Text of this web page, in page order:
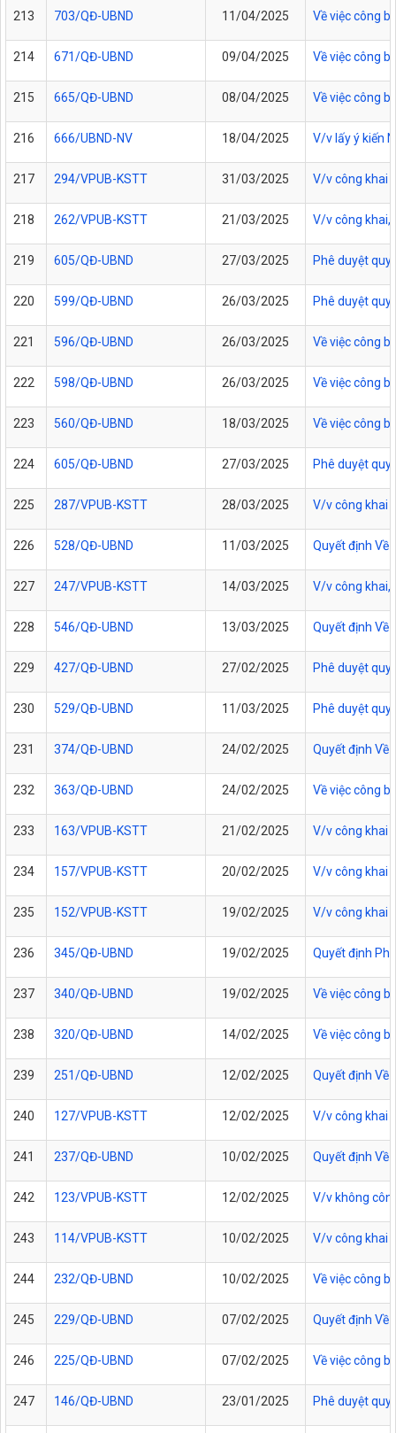
213 703/QĐ-UBND 11/04/2025 Về việc công
214 671/QĐ-UBND 09/04/2025 Về việc công
215 665/QĐ-UBND 08/04/2025 Về việc công
216 666/UBND-NV 18/04/2025 V/v lấy ý kiến
217 294/VPUB-KSTT 31/03/2025 V/v công khai
218 262/VPUB-KSTT 21/03/2025 V/v công khai,
219 605/QĐ-UBND 27/03/2025 Phê duyệt
220 599/QĐ-UBND 26/03/2025 Phê duyệt
221 596/QĐ-UBND 26/03/2025 Về việc công
222 598/QĐ-UBND 26/03/2025 Về việc công
223 560/QĐ-UBND 18/03/2025 Về việc công
224 605/QĐ-UBND 27/03/2025 Phê duyệt
225 287/VPUB-KSTT 28/03/2025 V/v công khai
226 528/QĐ-UBND 11/03/2025 Quyết định Về
227 247/VPUB-KSTT 14/03/2025 V/v công khai,
228 546/QĐ-UBND 13/03/2025 Quyết định Về
229 427/QĐ-UBND 27/02/2025 Phê duyệt
230 529/QĐ-UBND 11/03/2025 Phê duyệt
231 374/QĐ-UBND 24/02/2025 Quyết định Về
232 363/QĐ-UBND 24/02/2025 Về việc công
233 163/VPUB-KSTT 21/02/2025 V/v công khai
234 157/VPUB-KSTT 20/02/2025 V/v công khai
235 152/VPUB-KSTT 19/02/2025 V/v công khai
236 345/QĐ-UBND 19/02/2025 Quyết định
237 340/QĐ-UBND 19/02/2025 Về việc công
238 320/QĐ-UBND 14/02/2025 Về việc công
239 251/QĐ-UBND 12/02/2025 Quyết định Về
240 127/VPUB-KSTT 12/02/2025 V/v công khai
241 237/QĐ-UBND 10/02/2025 Quyết định Về
242 123/VPUB-KSTT 12/02/2025 V/v không
243 114/VPUB-KSTT 10/02/2025 V/v công khai
244 232/QĐ-UBND 10/02/2025 Về việc công
245 229/QĐ-UBND 07/02/2025 Quyết định Về
246 225/QĐ-UBND 07/02/2025 Về việc công
247 146/QĐ-UBND 23/01/2025 Phê duyệt